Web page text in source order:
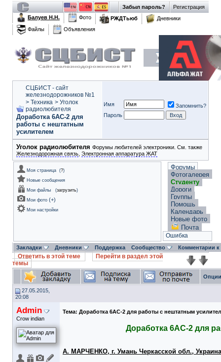
Регистрация
Забыл пароль?
Балуев Н.Н.
Фото РЖДТьюб
Дневники
Файлы
Объявления
СЦБИСТ - сайт
железнодорожников №1
> Техника > Уголок
радиолюбителя
Доработка 6АС-2 для
работы с нештатным
усилителем
Имя
Запомнить?
Пароль
Уголок радиолюбителя Форумы любителей электроники. См. также
Железнодорожная связь Электронная аппаратура ЖАТ
Моя страница (?)
Новые сообщения
Мои файлы
(загрузить)
Мои фото (+)
Мои настройки
Форумы
Фотогалерея
Студенту
Дороги
Группы
Помощь
Календарь
Новые фото
Почта
Ошибка
Закладки Дневники Поддержка Сообщество Комментарии
Ответить в этой теме
Перейти в раздел этой
темы
27.05.2015,
20:08
Admin
Crow indian
Тема: Доработка 6АС-2 для работы с нештатным
Доработка 6АС-2 для
А. МАРЧЕНКО, г. Умань Черкасской обл., Украина